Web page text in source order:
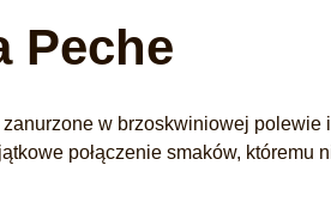
Peche
w brzoskwiniowej polewie
połączenie smaków, któremu